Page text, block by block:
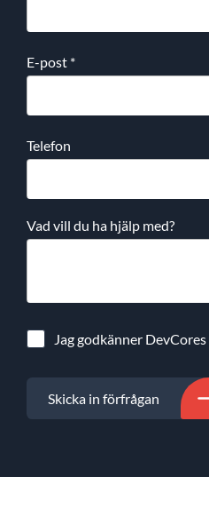
E-post *
Telefon
Vad vill du ha hjälp med?
Jag godkänner DevCores
Skicka in förfrågan